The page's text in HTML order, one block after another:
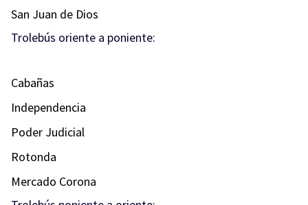
San Juan de Dios
Trolebús oriente a poniente:
Cabañas
Independencia
Poder Judicial
Rotonda
Mercado Corona